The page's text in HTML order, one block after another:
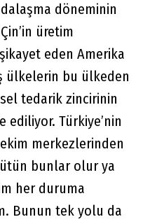
döneminin
üretim
eden Amerika
ülkelerin bu ülkeden
tedarik zincirinin
ediliyor. Türkiye’nin
merkezlerinden
bunlar olur ya
her duruma
Bunun tek yolu da